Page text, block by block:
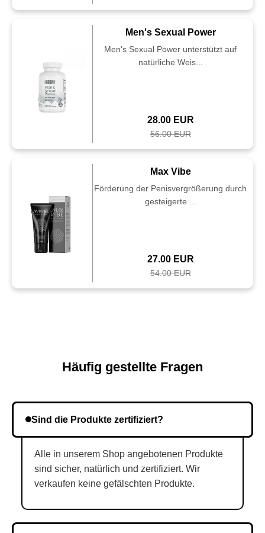
Men's Sexual Power
Men's Sexual Power unterstützt auf
natürliche Weis...
28.00 EUR
56.00 EUR
Max Vibe
Förderung der Penisvergrößerung durch
gesteigerte ...
27.00 EUR
54.00 EUR
Häufig gestellte Fragen
Sind die Produkte zertifiziert?
Alle in unserem Shop angebotenen Produkte
sind sicher, natürlich und zertifiziert. Wir
verkaufen keine gefälschten Produkte.